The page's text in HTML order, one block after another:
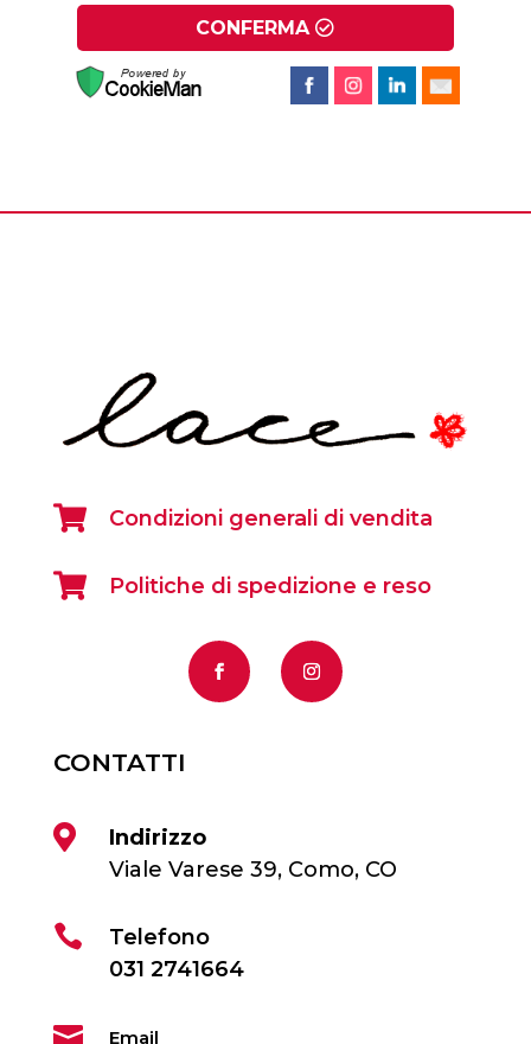
CONFERMA
 Condizioni generali di vendita
 Politiche di spedizione e reso
CONTATTI

Indirizzo
Viale Varese 39, Como, CO

Telefono
031 2741664

Email